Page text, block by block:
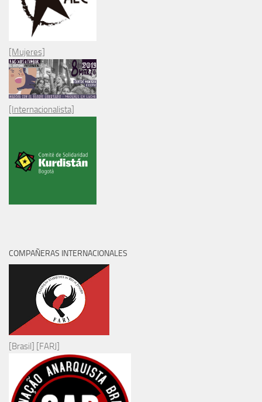
[Mujeres]
[Internacionalista]
COMPAÑERAS INTERNACIONALES
[Brasil] [FARJ]